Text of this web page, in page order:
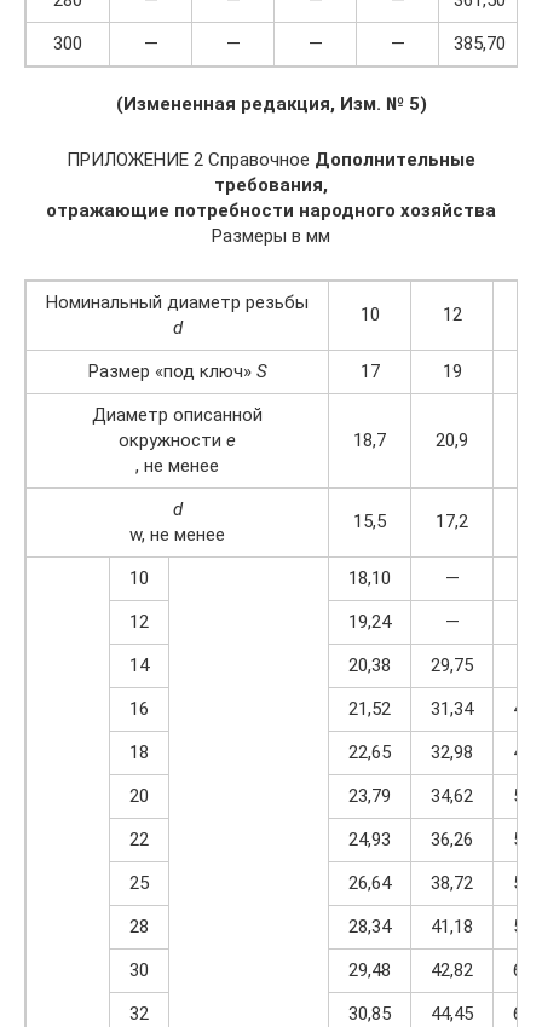
300
— — — — 385,70
(Измененная редакция, Изм. № 5)
ПРИЛОЖЕНИЕ 2 Справочное Дополнительные
требования,
отражающие потребности народного хозяйства
Размеры в мм
Номинальный диаметр резьбы
d
10 12
Размер «под ключ» S 17 19
Диаметр описанной
окружности е
, не менее
18,7 20,9
d
w, не менее
15,5 17,2
10 18,10 —
12
19,24 —
14
20,38 29,75
16
21,52 31,34
18
22,65 32,98
20
23,79 34,62
22
24,93 36,26
25
26,64 38,72
28
28,34 41,18
30
29,48 42,82
32
30,85 44,45